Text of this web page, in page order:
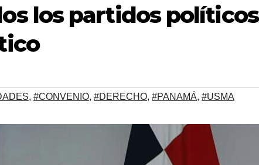
los partidos políticos
, #CONVENIO, #DERECHO, #PANAMÁ, #USMA